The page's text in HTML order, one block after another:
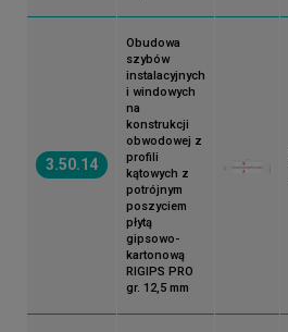
3.50.14
Obudowa
szybów
instalacyjnych
i windowych
na
konstrukcji
obwodowej z
profili
kątowych z
potrójnym
poszyciem
płytą
gipsowo-
kartonową
RIGIPS PRO
gr. 12,5 mm